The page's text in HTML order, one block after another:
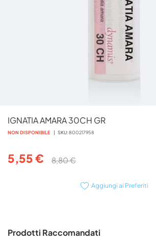
IGNATIA AMARA 30CH GR
NON DISPONIBILE SKU 800217958
5,55 € 8,80 €
Aggiungi ai Preferiti
all'inizio
della
immagini
Prodotti Raccomandati